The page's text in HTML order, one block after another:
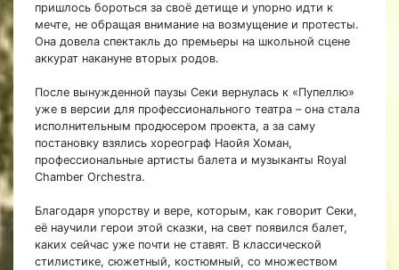
пришлось бороться за своё детище и упорно идти к
мечте, не обращая внимание на возмущение и протесты.
Она довела спектакль до премьеры на школьной сцене
аккурат накануне вторых родов.
После вынужденной паузы Секи вернулась к «Пупеллю»
уже в версии для профессионального театра – она стала
исполнительным продюсером проекта, а за саму
постановку взялись хореограф Наойя Хоман,
профессиональные артисты балета и музыканты Royal
Chamber Orchestra.
Благодаря упорству и вере, которым, как говорит Секи,
её научили герои этой сказки, на свет появился балет,
каких сейчас уже почти не ставят. В классической
стилистике, сюжетный, костюмный, со множеством